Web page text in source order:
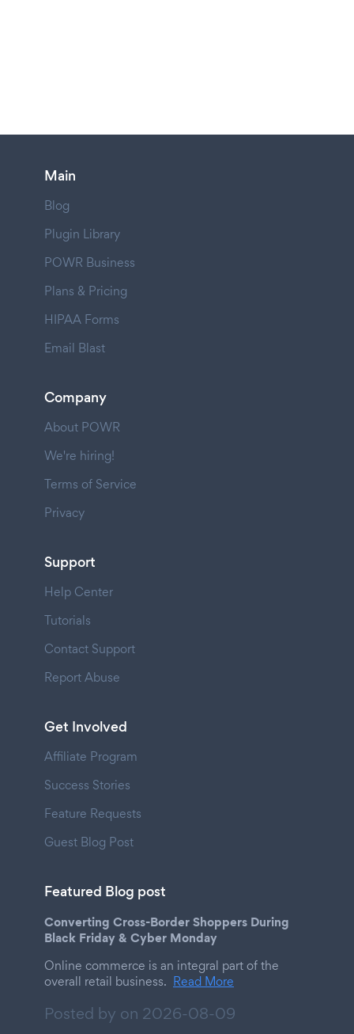
Main
Blog
Plugin Library
POWR Business
Plans & Pricing
HIPAA Forms
Email Blast
Company
About POWR
We're hiring!
Terms of Service
Privacy
Support
Help Center
Tutorials
Contact Support
Report Abuse
Get Involved
Affiliate Program
Success Stories
Feature Requests
Guest Blog Post
Featured Blog post
Converting Cross-Border Shoppers During
Black Friday & Cyber Monday
Online commerce is an integral part of the
overall retail business. Read More
Posted by on 2026-08-09